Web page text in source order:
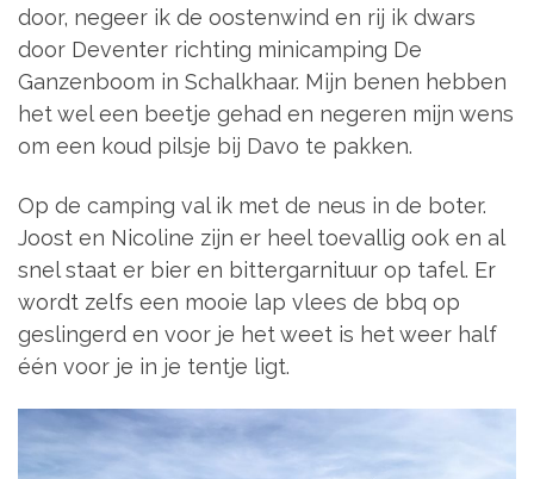
door, negeer ik de oostenwind en rij ik dwars
door Deventer richting minicamping De
Ganzenboom in Schalkhaar. Mijn benen hebben
het wel een beetje gehad en negeren mijn wens
om een koud pilsje bij Davo te pakken.
Op de camping val ik met de neus in de boter.
Joost en Nicoline zijn er heel toevallig ook en al
snel staat er bier en bittergarnituur op tafel. Er
wordt zelfs een mooie lap vlees de bbq op
geslingerd en voor je het weet is het weer half
één voor je in je tentje ligt.